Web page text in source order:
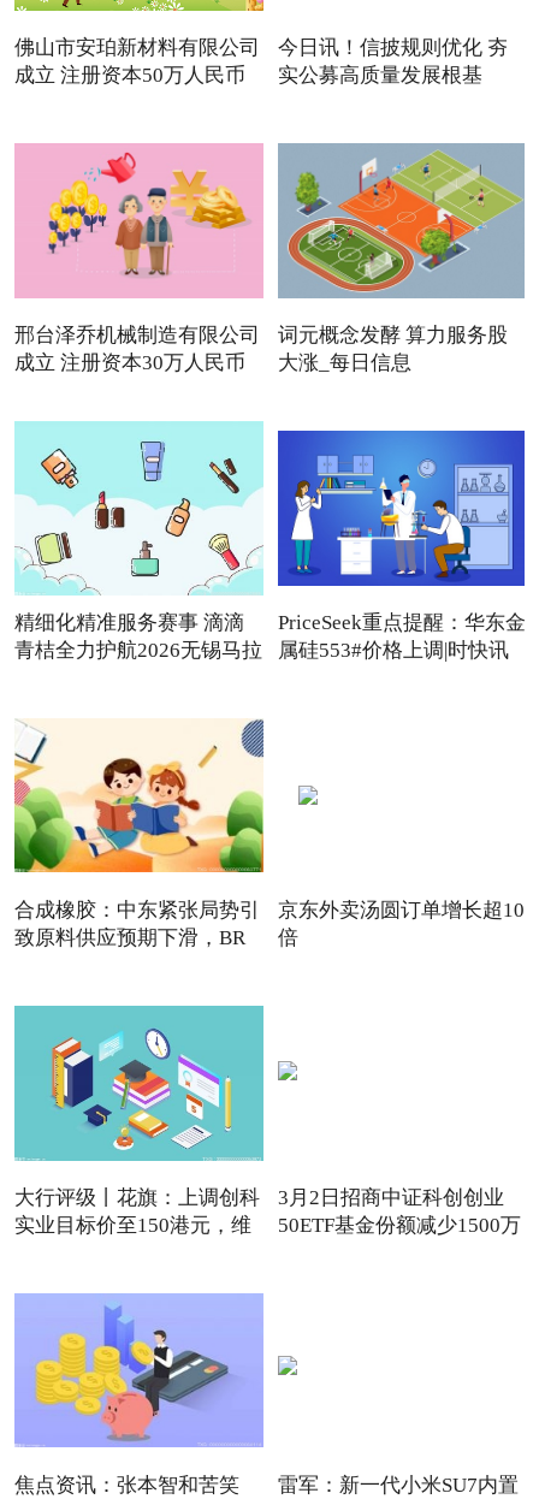
佛山市安珀新材料有限公司
成立 注册资本50万人民币
今日讯！信披规则优化 夯
实公募高质量发展根基
邢台泽乔机械制造有限公司
成立 注册资本30万人民币
词元概念发酵 算力服务股
大涨_每日信息
精细化精准服务赛事 滴滴
青桔全力护航2026无锡马拉
PriceSeek重点提醒：华东金
属硅553#价格上调|时快讯
合成橡胶：中东紧张局势引
致原料供应预期下滑，BR
京东外卖汤圆订单增长超10
倍
大行评级丨花旗：上调创科
实业目标价至150港元，维
3月2日招商中证科创创业
50ETF基金份额减少1500万
焦点资讯：张本智和苦笑
雷军：新一代小米SU7内置